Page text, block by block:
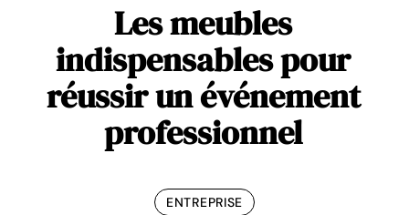
Les meubles
indispensables pour
réussir un événement
professionnel
ENTREPRISE